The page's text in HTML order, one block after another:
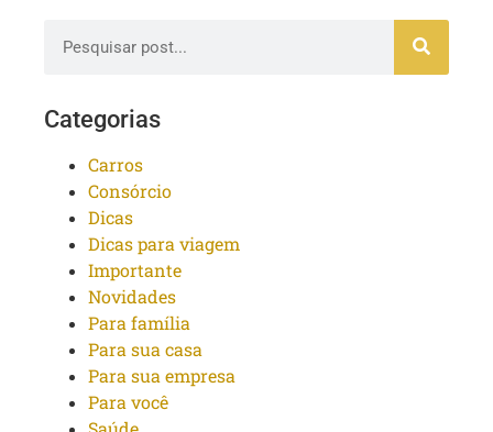
Categorias
Carros
Consórcio
Dicas
Dicas para viagem
Importante
Novidades
Para família
Para sua casa
Para sua empresa
Para você